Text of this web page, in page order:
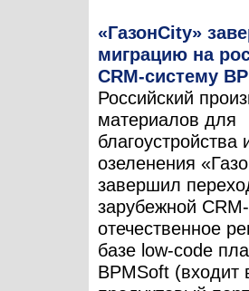
«ГазонCity»
миграцию на
CRM-систему
Российский
материалов для
благоустройства
озеленения
завершил
зарубежной
отечественное
базе low-code
BPMSoft (входит